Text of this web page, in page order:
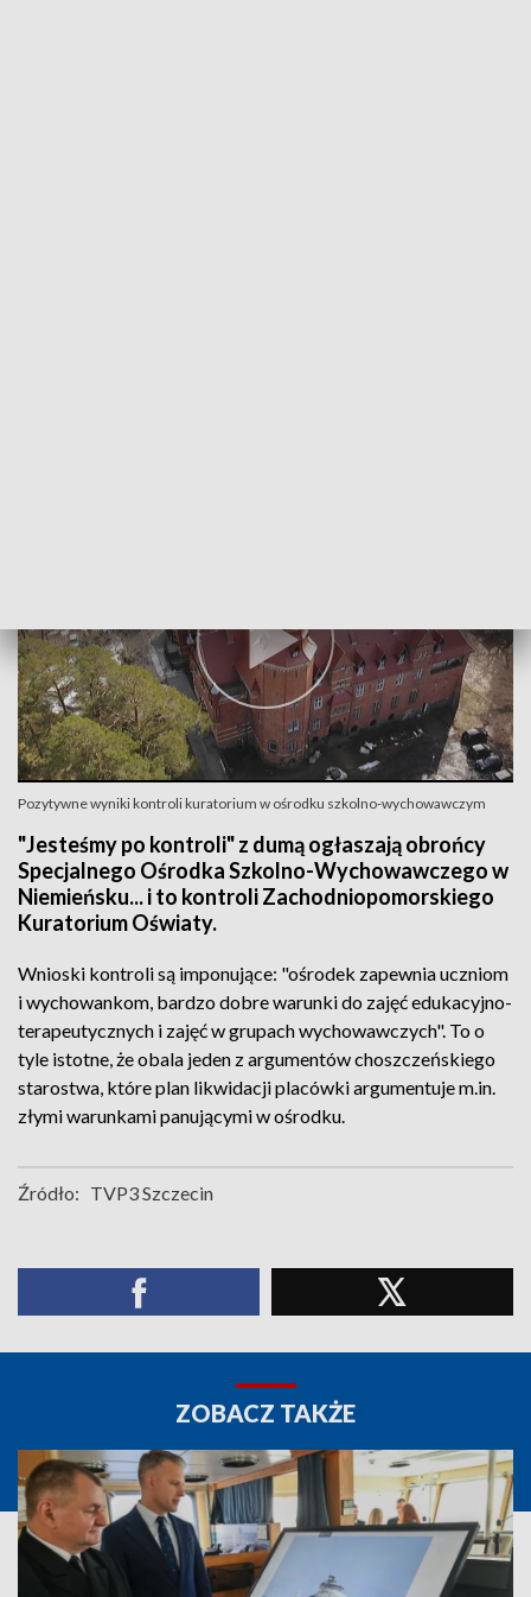
Pozytywne wyniki kontroli kuratorium w ośrodku szkolno-wychowawczym
"Jesteśmy po kontroli" z dumą ogłaszają obrońcy
Specjalnego Ośrodka Szkolno-Wychowawczego w
Niemieńsku... i to kontroli Zachodniopomorskiego
Kuratorium Oświaty.
Wnioski kontroli są imponujące: "ośrodek zapewnia uczniom
i wychowankom, bardzo dobre warunki do zajęć edukacyjno-
terapeutycznych i zajęć w grupach wychowawczych". To o
tyle istotne, że obala jeden z argumentów choszczeńskiego
starostwa, które plan likwidacji placówki argumentuje m.in.
złymi warunkami panującymi w ośrodku.
Źródło: TVP3 Szczecin
ZOBACZ TAKŻE